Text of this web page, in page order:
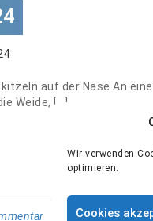
Wir verwenden
optimieren.
Cookies
auf der Nase.An
Weide, […]